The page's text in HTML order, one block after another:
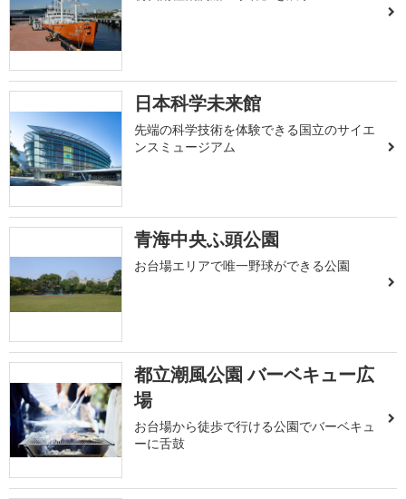
日本科学未来館
先端の科学技術を体験できる国立のサイエ
ンスミュージアム
青海中央ふ頭公園
お台場エリアで唯一野球ができる公園
都立潮風公園 バーベキュー広
場
お台場から徒歩で行ける公園でバーベキュ
ーに舌鼓